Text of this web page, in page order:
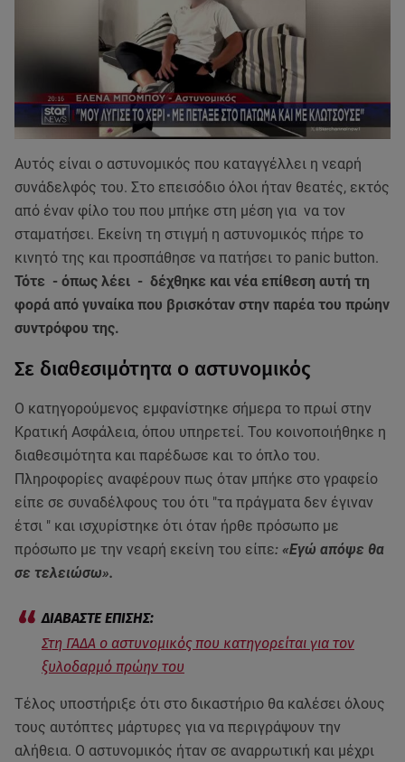
Αυτός είναι ο αστυνομικός που καταγγέλλει η νεαρή
συνάδελφός του. Στο επεισόδιο όλοι ήταν θεατές, εκτός
από έναν φίλο του που μπήκε στη μέση για να τον
σταματήσει. Εκείνη τη στιγμή η αστυνομικός πήρε το
κινητό της και προσπάθησε να πατήσει το panic button.
Τότε - όπως λέει - δέχθηκε και νέα επίθεση αυτή τη
φορά από γυναίκα που βρισκόταν στην παρέα του πρώην
συντρόφου της.
Σε διαθεσιμότητα ο αστυνομικός
Ο κατηγορούμενος εμφανίστηκε σήμερα το πρωί στην
Κρατική Ασφάλεια, όπου υπηρετεί. Του κοινοποιήθηκε η
διαθεσιμότητα και παρέδωσε και το όπλο του.
Πληροφορίες αναφέρουν πως όταν μπήκε στο γραφείο
είπε σε συναδέλφους του ότι "τα πράγματα δεν έγιναν
έτσι " και ισχυρίστηκε ότι όταν ήρθε πρόσωπο με
πρόσωπο με την νεαρή εκείνη του είπε: «Εγώ απόψε θα
σε τελειώσω».
Στη ΓΑΔΑ ο αστυνομικός που κατηγορείται για τον
ξυλοδαρμό πρώην του
Τέλος υποστήριξε ότι στο δικαστήριο θα καλέσει όλους
τους αυτόπτες μάρτυρες για να περιγράψουν την
αλήθεια. Ο αστυνομικός ήταν σε αναρρωτική και μέχρι